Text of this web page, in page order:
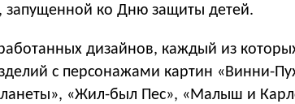
ко Дню защиты детей.
дизайнов, каждый из
с персонажами картин «Винни-
«Жил-был Пес», «Малыш и